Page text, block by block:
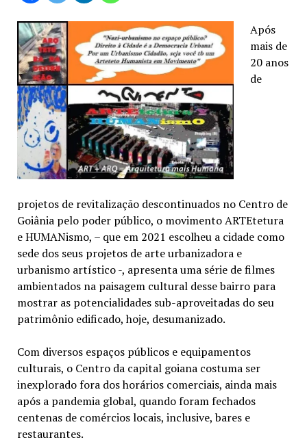
Após
mais de
20 anos
de
projetos de revitalização descontinuados no Centro de
Goiânia pelo poder público, o movimento ARTEtetura
e HUMANismo, – que em 2021 escolheu a cidade como
sede dos seus projetos de arte urbanizadora e
urbanismo artístico -, apresenta uma série de filmes
ambientados na paisagem cultural desse bairro para
mostrar as potencialidades sub-aproveitadas do seu
patrimônio edificado, hoje, desumanizado.
Com diversos espaços públicos e equipamentos
culturais, o Centro da capital goiana costuma ser
inexplorado fora dos horários comerciais, ainda mais
após a pandemia global, quando foram fechados
centenas de comércios locais, inclusive, bares e
restaurantes.